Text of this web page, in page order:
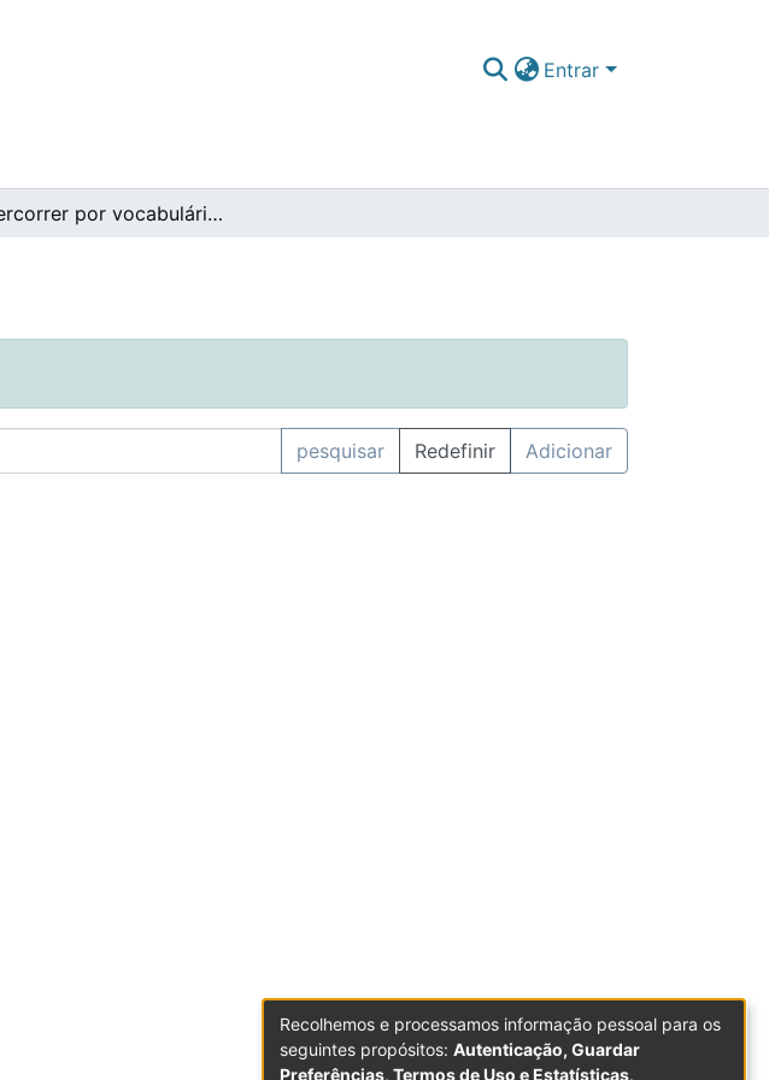
Entrar
Percorrer por vocabulário controlado
pesquisar Redefinir Adicionar
Recolhemos e processamos informação pessoal para os
seguintes propósitos: Autenticação, Guardar
Preferências, Termos de Uso e Estatísticas.